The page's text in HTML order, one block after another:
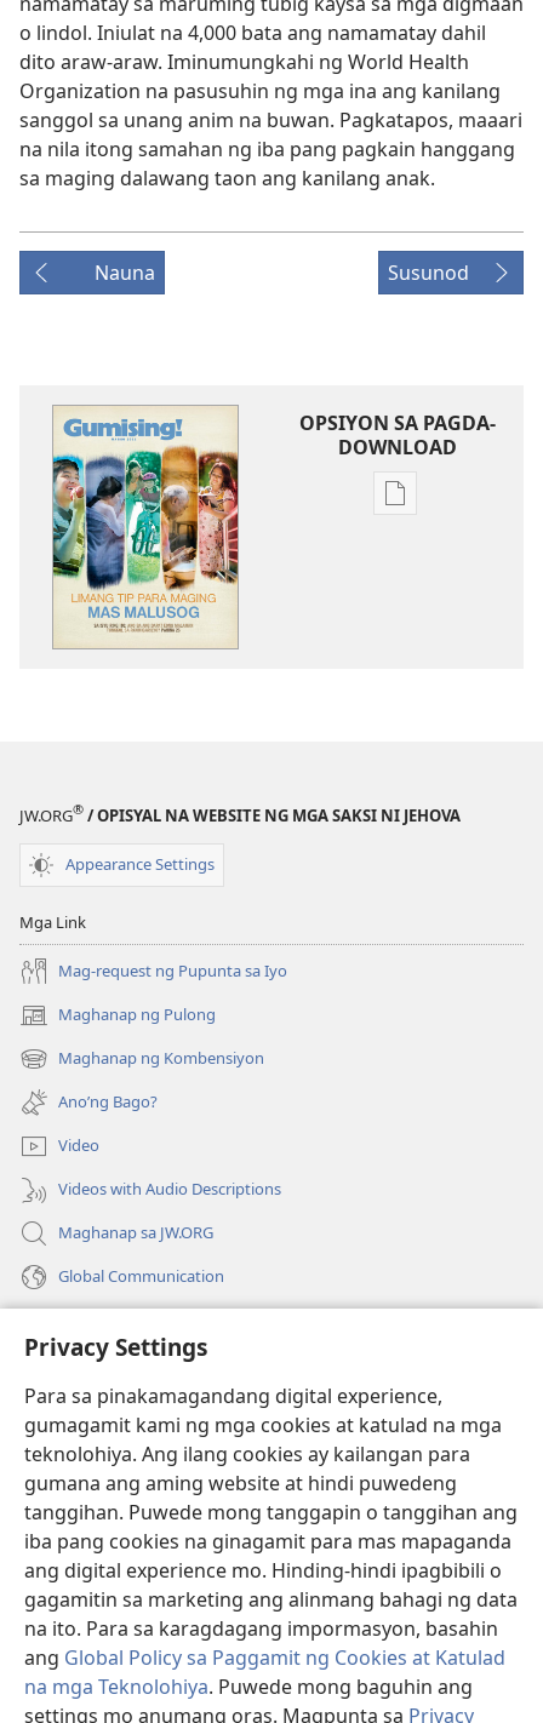
Privacy Settings
Para sa pinakamagandang digital experience,
gumagamit kami ng mga cookies at katulad na mga
teknolohiya. Ang ilang cookies ay kailangan para
gumana ang aming website at hindi puwedeng
tanggihan. Puwede mong tanggapin o tanggihan ang
iba pang cookies na ginagamit para mas mapaganda
ang digital experience mo. Hinding-hindi ipagbibili o
gagamitin sa marketing ang alinmang bahagi ng data
na ito. Para sa karagdagang impormasyon, basahin
ang Global Policy sa Paggamit ng Cookies at Katulad
na mga Teknolohiya. Puwede mong baguhin ang
settings mo anumang oras. Magpunta sa Privacy
o lindol. Iniulat na 4,000 bata ang namamatay dahil
dito araw-araw. Iminumungkahi ng World Health
Organization na pasusuhin ng mga ina ang kanilang
sanggol sa unang anim na buwan. Pagkatapos, maaari
na nila itong samahan ng iba pang pagkain hanggang
sa maging dalawang taon ang kanilang anak.
Nauna Susunod
OPSIYON SA PAGDA-
DOWNLOAD
Opsiyon
JW.ORG® / OPISYAL NA WEBSITE NG MGA SAKSI NI JEHOVA
Appearance Settings
Mga Link
Mag-request ng Pupunta sa Iyo
Maghanap ng Pulong
(may
bubukas
na
bagong
window)
Maghanap ng Kombensiyon
(may
bubukas
na
bagong
window)
Ano’ng Bago?
Video
Videos with Audio Descriptions
Maghanap sa JW.ORG
Global Communication
(may
na
bagong
window)
Watchtower ONLINE LIBRARY™
(may
bubukas
na
bagong
window)
JW Hub ®
(may
bubukas
bagong
window)
JW Library ®
Watchtower Library®